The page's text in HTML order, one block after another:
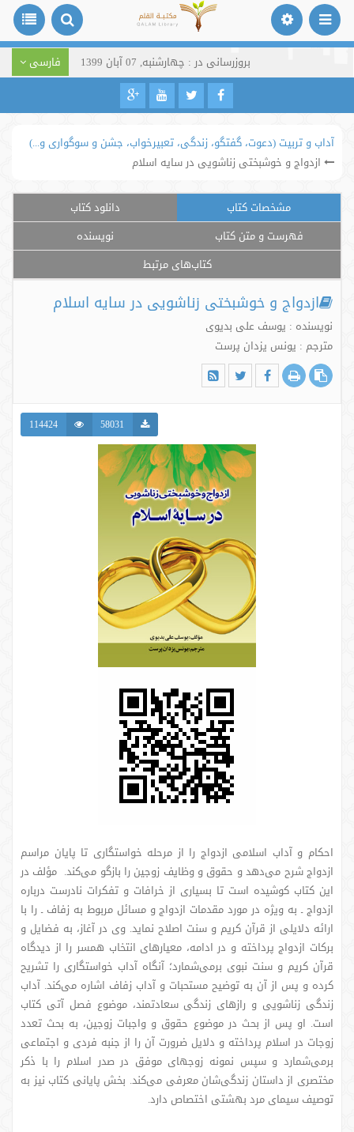
بروزرسانی در : چهارشنبه, 07 آبان 1399 فارسی
آداب و تربیت (دعوت، گفتگو، زندگی، تعبیرخواب، جشن و سوگواری و...)
ازدواج و خوشبختی زناشویی در سایه اسلام
مشخصات کتاب
دانلود کتاب
فهرست و متن کتاب
نویسنده
کتاب‌های مرتبط
ازدواج و خوشبختی زناشویی در سایه اسلام
نویسنده : یوسف علی بدیوی
مترجم : یونس یزدان پرست
58031
114424
احکام و آداب اسلامی ازدواج را از مرحله خواستگاری تا پایان مراسم
ازدواج شرح می‌دهد و حقوق و وظایف زوجین را بازگو می‌کند. مؤلف در
این کتاب کوشیده است تا بسیاری از خرافات و تفکرات نادرست درباره
ازدواج ـ به ویژه در مورد مقدمات ازدواج و مسائل مربوط به زفاف ـ را با
ارائه دلایلی از قرآن کریم و سنت اصلاح نماید. وی در آغاز، به فضایل و
برکات ازدواج پرداخته و در ادامه، معیارهای انتخاب همسر را از دیدگاه
قرآن کریم و سنت نبوی برمی‌شمارد؛ آنگاه آداب خواستگاری را تشریح
کرده و پس از آن به توضیح مستحبات و آداب زفاف اشاره می‌کند. آداب
زندگی زناشویی و رازهای زندگی سعادتمند، موضوع فصل آتی کتاب
است. او پس از بحث در موضوع حقوق و واجبات زوجین، به بحث تعدد
زوجات در اسلام پرداخته و دلایل ضرورت آن را از جنبه فردی و اجتماعی
برمی‌شمارد و سپس نمونه زوجهای موفق در صدر اسلام را با ذکر
مختصری از داستان زندگی‌شان معرفی می‌کند. بخش پایانی کتاب نیز به
توصیف سیمای مرد بهشتی اختصاص دارد.